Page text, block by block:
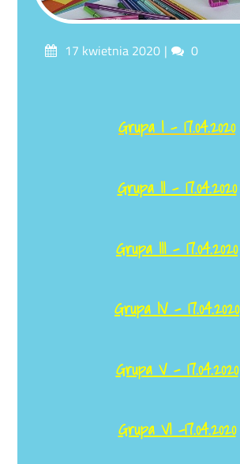
Posted17 kwietnia 2020 Comments
0
Grupa I – 17.04.2020
Grupa II – 17.04.2020
Grupa III – 17.04.2020
Grupa IV – 17.04.2020
Grupa V – 17.04.2020
Grupa VI -17.04.2020